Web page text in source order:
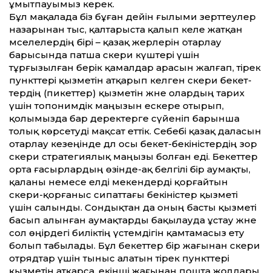
ұмытпауымыз керек.
Бұл мақалада біз бұған де­йін ғылыми зерт­теулер
назарынан тыс, қалтарыста қалып келе жатқан
мәселелердің бірі – қазақ жерлерін отарлау
барысында патша әскери күштері үшін
тұрғызылған берік қамалдар арасын жалғап, тірек
пункт­тері қызметін атқарып келген әскери бекет­
тердің (пикет­тер) қызметін және олардың тарих
үшін топонимдік маңызын ескере отырып,
қолымызда бар деректерге сүйеніп барынша
толық көрсетуді мақсат ет­тік. Себебі қазақ даласын
отарлау кезеңінде дәл осы бекет-бекіністердің зор
әскери стратегиялық маңызы болған еді. Бекет­тер
орта ғасырлардың өзінде-ақ белгілі бір аумақты,
қаланы немесе елді мекендерді қорғайтын
әскери-қорғаныс сипат­тағы бекіністер қызметі
үшін салынды. Сондықтан да оның басты қызметі
басып алынған аумақтарды бақылауда ұстау және
сол өңірдегі биліктің үстемдігін қамтамасыз ету
болып табылады. Бұл бекет­тер бір жағынан әскери
отрядтар үшін тыныс алатын тірек пункт­тері